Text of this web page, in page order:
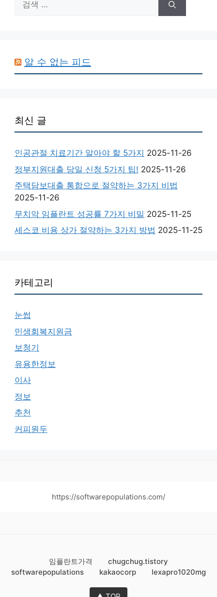
색:
알 수 없는 피드
최신 글
인공관절 치료기간 알아야 할 5가지 2025-11-26
정부지원대출 당일 신청 5가지 팁! 2025-11-26
주택담보대출 통합으로 절약하는 3가지 비법
2025-11-26
무치악 임플란트 성공률 7가지 비밀 2025-11-25
세스코 비용 상가 절약하는 3가지 방법 2025-11-25
카테고리
눈썹
민생회복지원금
보청기
유용한정보
이사
정보
추천
커피원두
https://softwarepopulations.com/
임플란트가격
chugchug.tistory
softwarepopulations
kakaocorp lexapro1020mg